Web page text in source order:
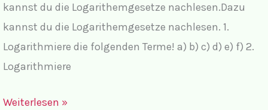
kannst du die Logarithemgesetze nachlesen.Dazu
kannst du die Logarithemgesetze nachlesen. 1.
Logarithmiere die folgenden Terme! a) b) c) d) e) f) 2.
Logarithmiere
Lösungen
Weiterlesen »